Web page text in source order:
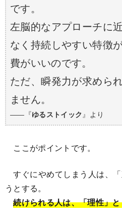
です。
左脳的なアプローチに
なく持続しやすい特徴
費がいいのです。
ただ、瞬発力が求めら
ません。
――『ゆるストイック 』より
ここがポイントです。
すぐにやめてしまう人は、
うとする。
続けられる人は、「理性」